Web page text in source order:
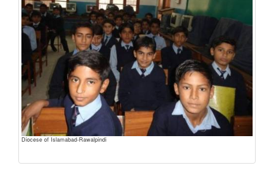
Diocese of Islamabad-Rawalpindi